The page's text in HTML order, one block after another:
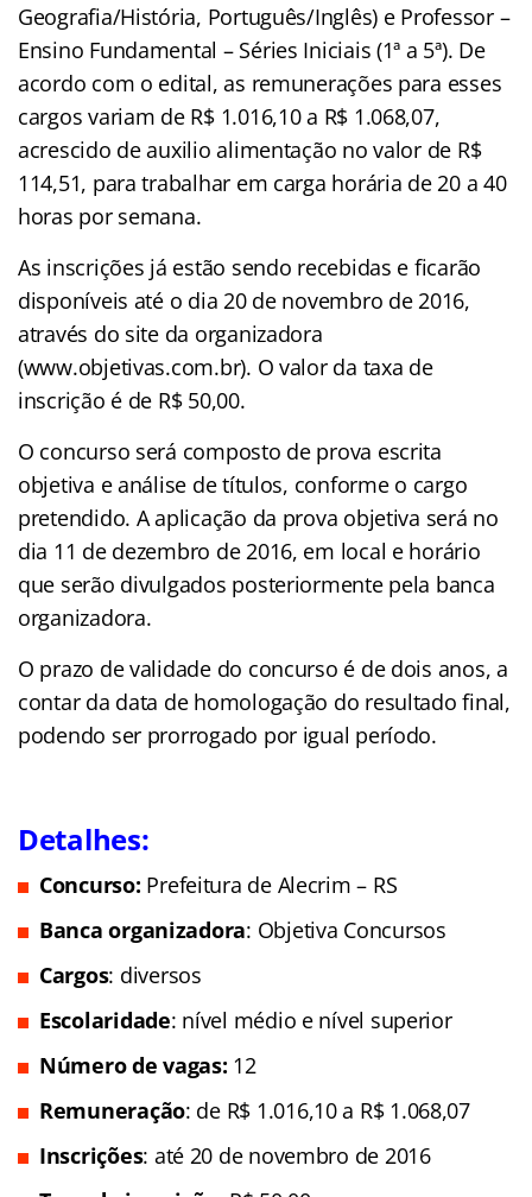
Geografia/História, Português/Inglês) e Professor –
Ensino Fundamental – Séries Iniciais (1ª a 5ª). De
acordo com o edital, as remunerações para esses
cargos variam de R$ 1.016,10 a R$ 1.068,07,
acrescido de auxilio alimentação no valor de R$
114,51, para trabalhar em carga horária de 20 a 40
horas por semana.
As inscrições já estão sendo recebidas e ficarão
disponíveis até o dia 20 de novembro de 2016,
através do site da organizadora
(www.objetivas.com.br). O valor da taxa de
inscrição é de R$ 50,00.
O concurso será composto de prova escrita
objetiva e análise de títulos, conforme o cargo
pretendido. A aplicação da prova objetiva será no
dia 11 de dezembro de 2016, em local e horário
que serão divulgados posteriormente pela banca
organizadora.
O prazo de validade do concurso é de dois anos, a
contar da data de homologação do resultado final,
podendo ser prorrogado por igual período.
Detalhes:
Concurso: Prefeitura de Alecrim – RS
Banca organizadora: Objetiva Concursos
Cargos: diversos
Escolaridade: nível médio e nível superior
Número de vagas: 12
Remuneração: de R$ 1.016,10 a R$ 1.068,07
Inscrições: até 20 de novembro de 2016